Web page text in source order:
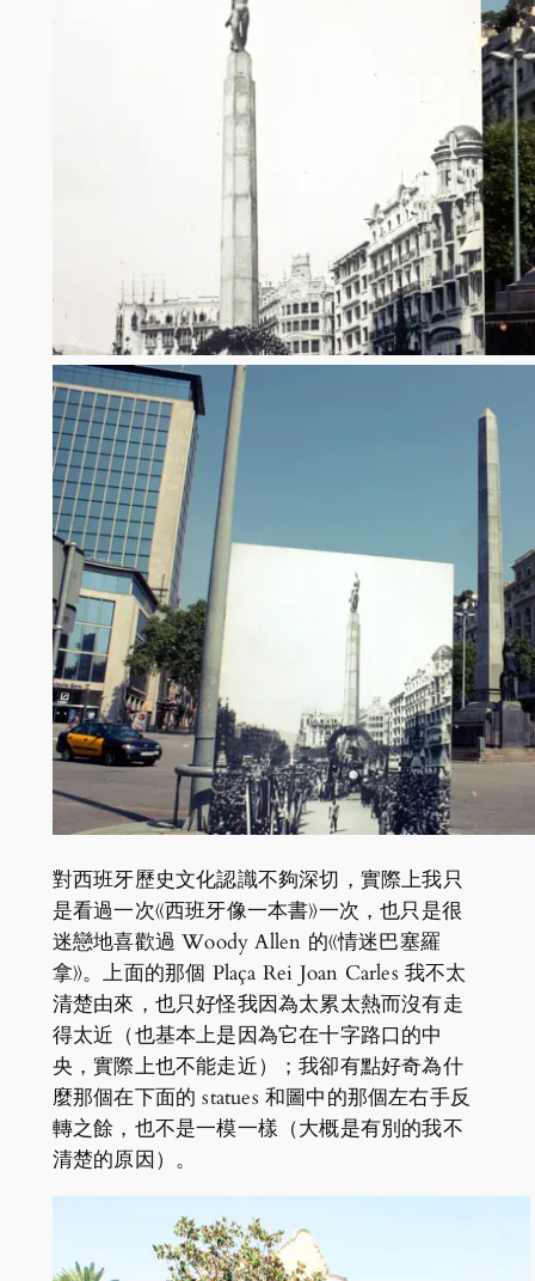
對西班牙歷史文化認識不夠深切，實際上我只
是看過一次《西班牙像一本書》一次，也只是很
迷戀地喜歡過 Woody Allen 的《情迷巴塞羅
拿》。上面的那個 Plaça Rei Joan Carles 我不太
清楚由來，也只好怪我因為太累太熱而沒有走
得太近（也基本上是因為它在十字路口的中
央，實際上也不能走近）；我卻有點好奇為什
麼那個在下面的 statues 和圖中的那個左右手反
轉之餘，也不是一模一樣（大概是有別的我不
清楚的原因）。